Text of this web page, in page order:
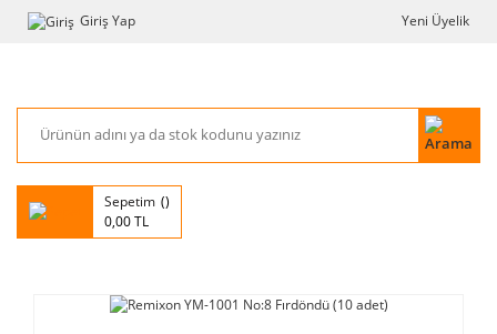
Giriş Yap Yeni Üyelik
Sepetim
0,00 TL